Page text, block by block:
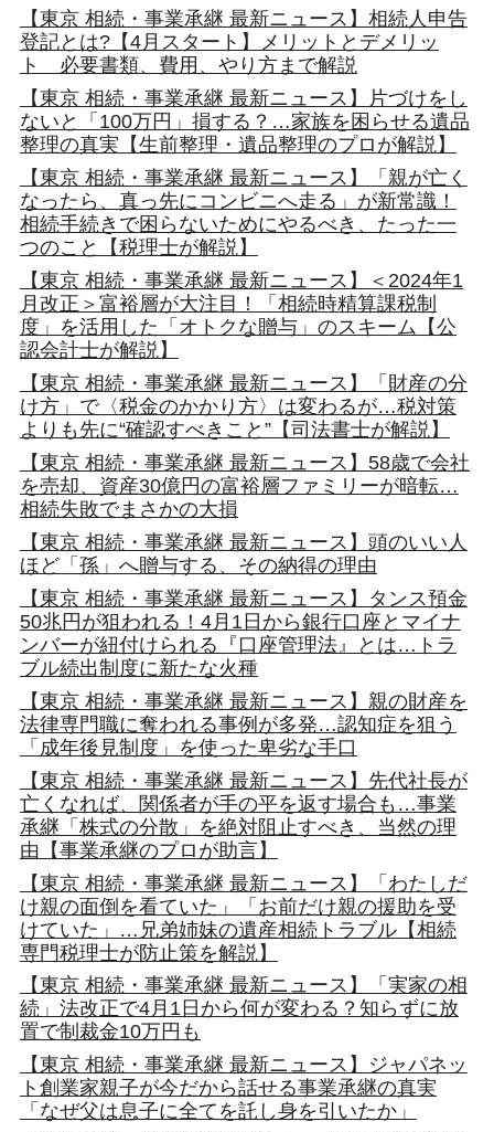
【東京 相続・事業承継 最新ニュース】相続人申告
登記とは?【4月スタート】メリットとデメリッ
ト 必要書類、費用、やり方まで解説
【東京 相続・事業承継 最新ニュース】片づけをし
ないと「100万円」損する？…家族を困らせる遺品
整理の真実【生前整理・遺品整理のプロが解説】
【東京 相続・事業承継 最新ニュース】「親が亡く
なったら、真っ先にコンビニへ走る」が新常識！
相続手続きで困らないためにやるべき、たった一
つのこと【税理士が解説】
【東京 相続・事業承継 最新ニュース】＜2024年1
月改正＞富裕層が大注目！「相続時精算課税制
度」を活用した「オトクな贈与」のスキーム【公
認会計士が解説】
【東京 相続・事業承継 最新ニュース】「財産の分
け方」で〈税金のかかり方〉は変わるが…税対策
よりも先に“確認すべきこと”【司法書士が解説】
【東京 相続・事業承継 最新ニュース】58歳で会社
を売却、資産30億円の富裕層ファミリーが暗転…
相続失敗でまさかの大損
【東京 相続・事業承継 最新ニュース】頭のいい人
ほど「孫」へ贈与する、その納得の理由
【東京 相続・事業承継 最新ニュース】タンス預金
50兆円が狙われる！4月1日から銀行口座とマイナ
ンバーが紐付けられる『口座管理法』とは…トラ
ブル続出制度に新たな火種
【東京 相続・事業承継 最新ニュース】親の財産を
法律専門職に奪われる事例が多発…認知症を狙う
「成年後見制度」を使った卑劣な手口
【東京 相続・事業承継 最新ニュース】先代社長が
亡くなれば、関係者が手の平を返す場合も…事業
承継「株式の分散」を絶対阻止すべき、当然の理
由【事業承継のプロが助言】
【東京 相続・事業承継 最新ニュース】「わたしだ
け親の面倒を看ていた」「お前だけ親の援助を受
けていた」…兄弟姉妹の遺産相続トラブル【相続
専門税理士が防止策を解説】
【東京 相続・事業承継 最新ニュース】「実家の相
続」法改正で4月1日から何が変わる？知らずに放
置で制裁金10万円も
【東京 相続・事業承継 最新ニュース】ジャパネッ
ト創業家親子が今だから話せる事業承継の真実
「なぜ父は息子に全てを託し身を引いたか」